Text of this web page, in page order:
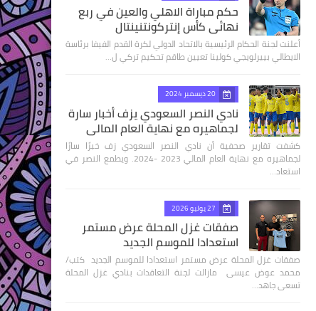
حكم مباراة الاهلي والعين في ربع
نهائى كأس إنتركونتنينتال
أعلنت لجنة الحكام الرئيسية بالاتحاد الدولي لكرة القدم الفيفا برئاسة
الايطالي بييرلويجي كولينا تعيين طاقم تحكيم تركي ل…
20 ديسمبر 2024
نادي النصر السعودي يزف أخبار سارة
لجماهيره مع نهاية العام المالي
كشفت تقارير صحفية أن نادي النصر السعودي زف خبرًا سارًا
لجماهيره مع نهاية العام المالي 2023 -2024. ويطمع النصر في
استعاد…
27 يوليو 2026
صفقات غزل المحلة عرض مستمر
استعدادا للموسم الجديد
صفقات غزل المحلة عرض مستمر استعدادا للموسم الجديد كتب/
محمد عوض عيسى مازالت لجنة التعاقدات بنادي غزل المحلة
تسعى جاهد…